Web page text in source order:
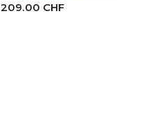
209.00 CHF